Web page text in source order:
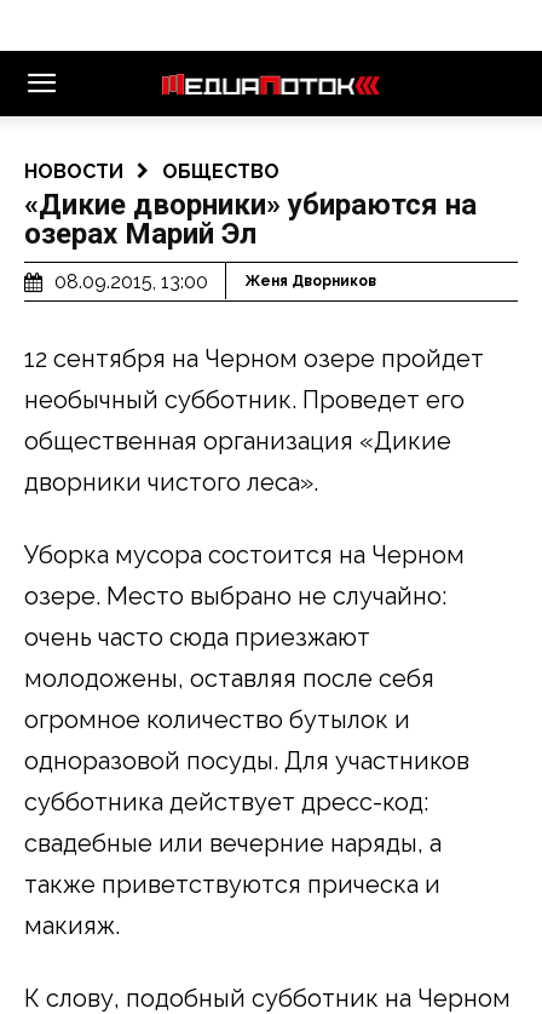
НОВОСТИ ОБЩЕСТВО
«Дикие дворники» убираются на
озерах Марий Эл
08.09.2015, 13:00 Женя Дворников
12 сентября на Черном озере пройдет
необычный субботник. Проведет его
общественная организация «Дикие
дворники чистого леса».
Уборка мусора состоится на Черном
озере. Место выбрано не случайно:
очень часто сюда приезжают
молодожены, оставляя после себя
огромное количество бутылок и
одноразовой посуды. Для участников
субботника действует дресс-код:
свадебные или вечерние наряды, а
также приветствуются прическа и
макияж.
К слову, подобный субботник на Черном